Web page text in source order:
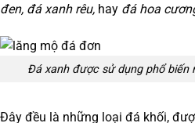
đen, đá xanh rêu, hay đá hoa
Đá xanh được sử dụng phổ biến
Đây đều là những loại đá khối,